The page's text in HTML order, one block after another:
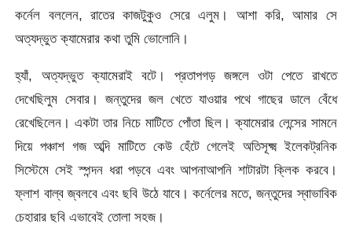
কর্নেল বললেন, রাতের কাজটুকুও সেরে এলুম। আশা করি, আমার সে
অত্যদ্ভুত ক্যামেরার কথা তুমি ভোলোনি।
হ্যাঁ, অত্যদ্ভুত ক্যামেরাই বটে। প্রতাপগড় জঙ্গলে ওটা পেতে রাখতে
দেখেছিলুম সেবার। জন্তুদের জল খেতে যাওয়ার পথে গাছের ডালে বেঁধে
রেখেছিলেন। একটা তার নিচে মাটিতে পোঁতা ছিল। ক্যামেরার লেন্সের সামনে
দিয়ে পঞ্চাশ গজ অব্দি মাটিতে কেউ হেঁটে গেলেই অতিসূক্ষ্ম ইলেকট্রনিক
সিস্টেমে সেই স্পন্দন ধরা পড়বে এবং আপনাআপনি শাটারটা ক্লিক করবে।
ফ্লাশ বাল্ব জ্বলবে এবং ছবি উঠে যাবে। কর্নেলের মতে, জন্তুদের স্বাভাবিক
চেহারার ছবি এভাবেই তোলা সহজ।